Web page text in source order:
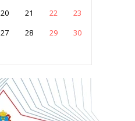
20 21 22
23
27 28 29
30